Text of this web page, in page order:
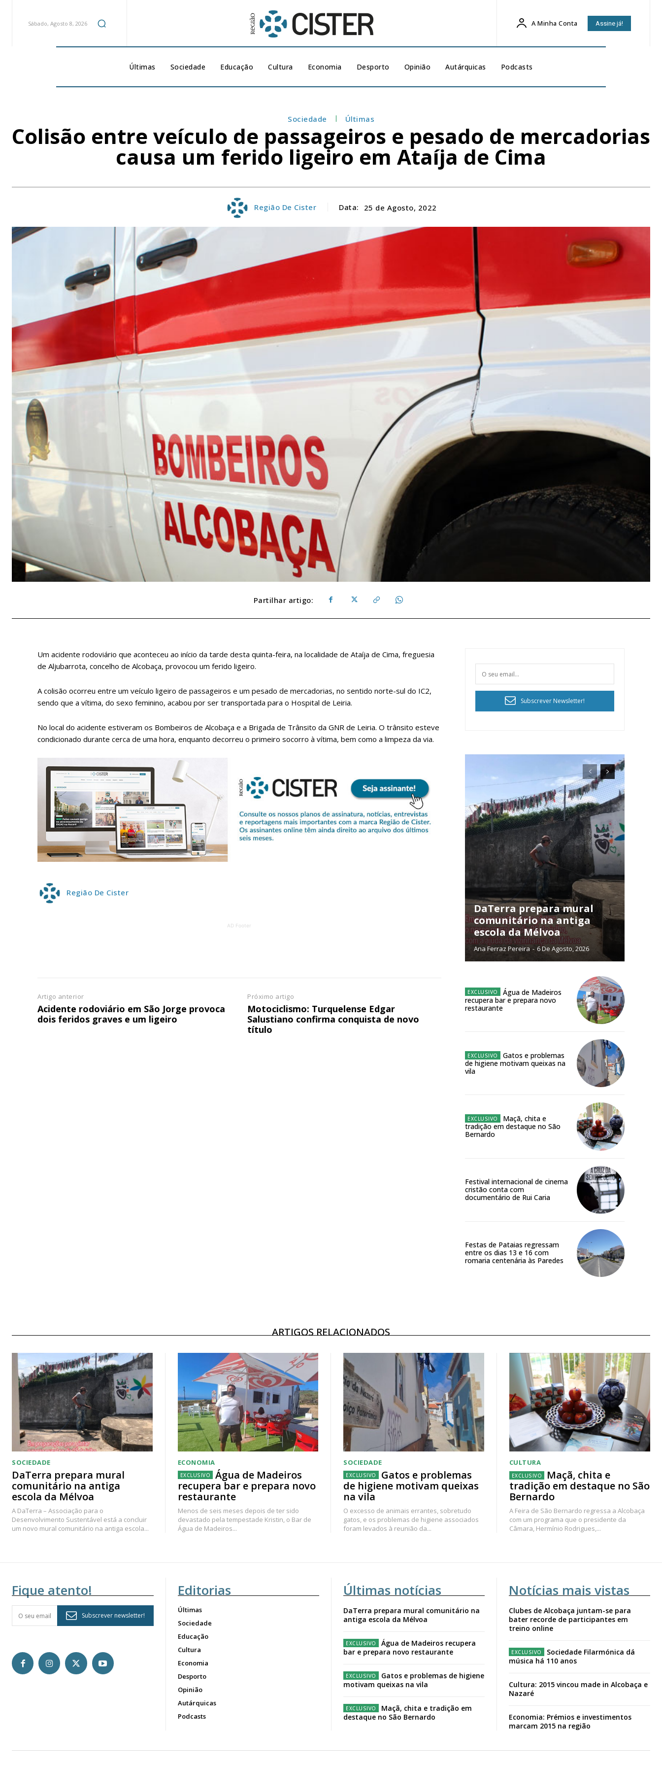
Planos de Assinatura
Faça-se assinante do Região de Cister e ajude-nos a manter este serviço público!
Sendo assinante terá acesso a todos os conteúdos exclusivos e versões digitais.
€
Acesso aos conteúdos Exclusivos para
assinantes
ASSINATURA
DIGITAL ANUAL
Acesso aos conteúdos Exclusivos para
Ofertas para assinatura anual
Sábado, Agosto 8, 2026 A Minha Conta Assine já!
Últimas Sociedade Educação Cultura Economia Desporto Opinião Autárquicas Podcasts
Sociedade Últimas
Colisão entre veículo de passageiros e pesado de mercadorias
causa um ferido ligeiro em Ataíja de Cima
Região De Cister Data: 25 de Agosto, 2022
Partilhar artigo:
Um acidente rodoviário que aconteceu ao início da tarde desta quinta-feira, na localidade de Ataíja de Cima, freguesia
de Aljubarrota, concelho de Alcobaça, provocou um ferido ligeiro.
A colisão ocorreu entre um veículo ligeiro de passageiros e um pesado de mercadorias, no sentido norte-sul do IC2,
sendo que a vítima, do sexo feminino, acabou por ser transportada para o Hospital de Leiria.
No local do acidente estiveram os Bombeiros de Alcobaça e a Brigada de Trânsito da GNR de Leiria. O trânsito esteve
condicionado durante cerca de uma hora, enquanto decorreu o primeiro socorro à vítima, bem como a limpeza da via.
Região De Cister
AD Footer
Artigo anterior
Acidente rodoviário em São Jorge provoca
dois feridos graves e um ligeiro
Próximo artigo
Motociclismo: Turquelense Edgar
Salustiano confirma conquista de novo
título
Subscrever Newsletter!
DaTerra prepara mural
comunitário na antiga
escola da Mélvoa
Ana Ferraz Pereira - 6 De Agosto, 2026
Água de Madeiros
recupera bar e prepara novo
restaurante
Gatos e problemas
de higiene motivam queixas na
vila
Maçã, chita e
tradição em destaque no São
Bernardo
Festival internacional de cinema
cristão conta com
documentário de Rui Caria
Festas de Pataias regressam
entre os dias 13 e 16 com
romaria centenária às Paredes
ARTIGOS RELACIONADOS
SOCIEDADE
DaTerra prepara mural
comunitário na antiga
escola da Mélvoa
A DaTerra – Associação para o
Desenvolvimento Sustentável está a concluir
um novo mural comunitário na antiga escola...
ECONOMIA
Água de Madeiros
recupera bar e prepara novo
restaurante
Menos de seis meses depois de ter sido
devastado pela tempestade Kristin, o Bar de
Água de Madeiros...
SOCIEDADE
Gatos e problemas
de higiene motivam queixas
na vila
O excesso de animais errantes, sobretudo
gatos, e os problemas de higiene associados
foram levados à reunião da...
CULTURA
Maçã, chita e
tradição em destaque no São
Bernardo
A Feira de São Bernardo regressa a Alcobaça
com um programa que o presidente da
Câmara, Hermínio Rodrigues,...
Fique atento!
Subscrever newsletter!
Editorias
Últimas
Sociedade
Educação
Cultura
Economia
Desporto
Opinião
Autárquicas
Podcasts
Últimas notícias
DaTerra prepara mural comunitário na
antiga escola da Mélvoa
Água de Madeiros recupera
bar e prepara novo restaurante
Gatos e problemas de higiene
motivam queixas na vila
Maçã, chita e tradição em
destaque no São Bernardo
Notícias mais vistas
Clubes de Alcobaça juntam-se para
bater recorde de participantes em
treino online
Sociedade Filarmónica dá
música há 110 anos
Cultura: 2015 vincou made in Alcobaça e
Nazaré
Economia: Prémios e investimentos
marcam 2015 na região